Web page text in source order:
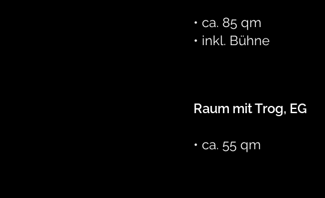
• ca. 85 qm
• inkl. Bühne
Raum mit Trog, EG
• ca. 55 qm